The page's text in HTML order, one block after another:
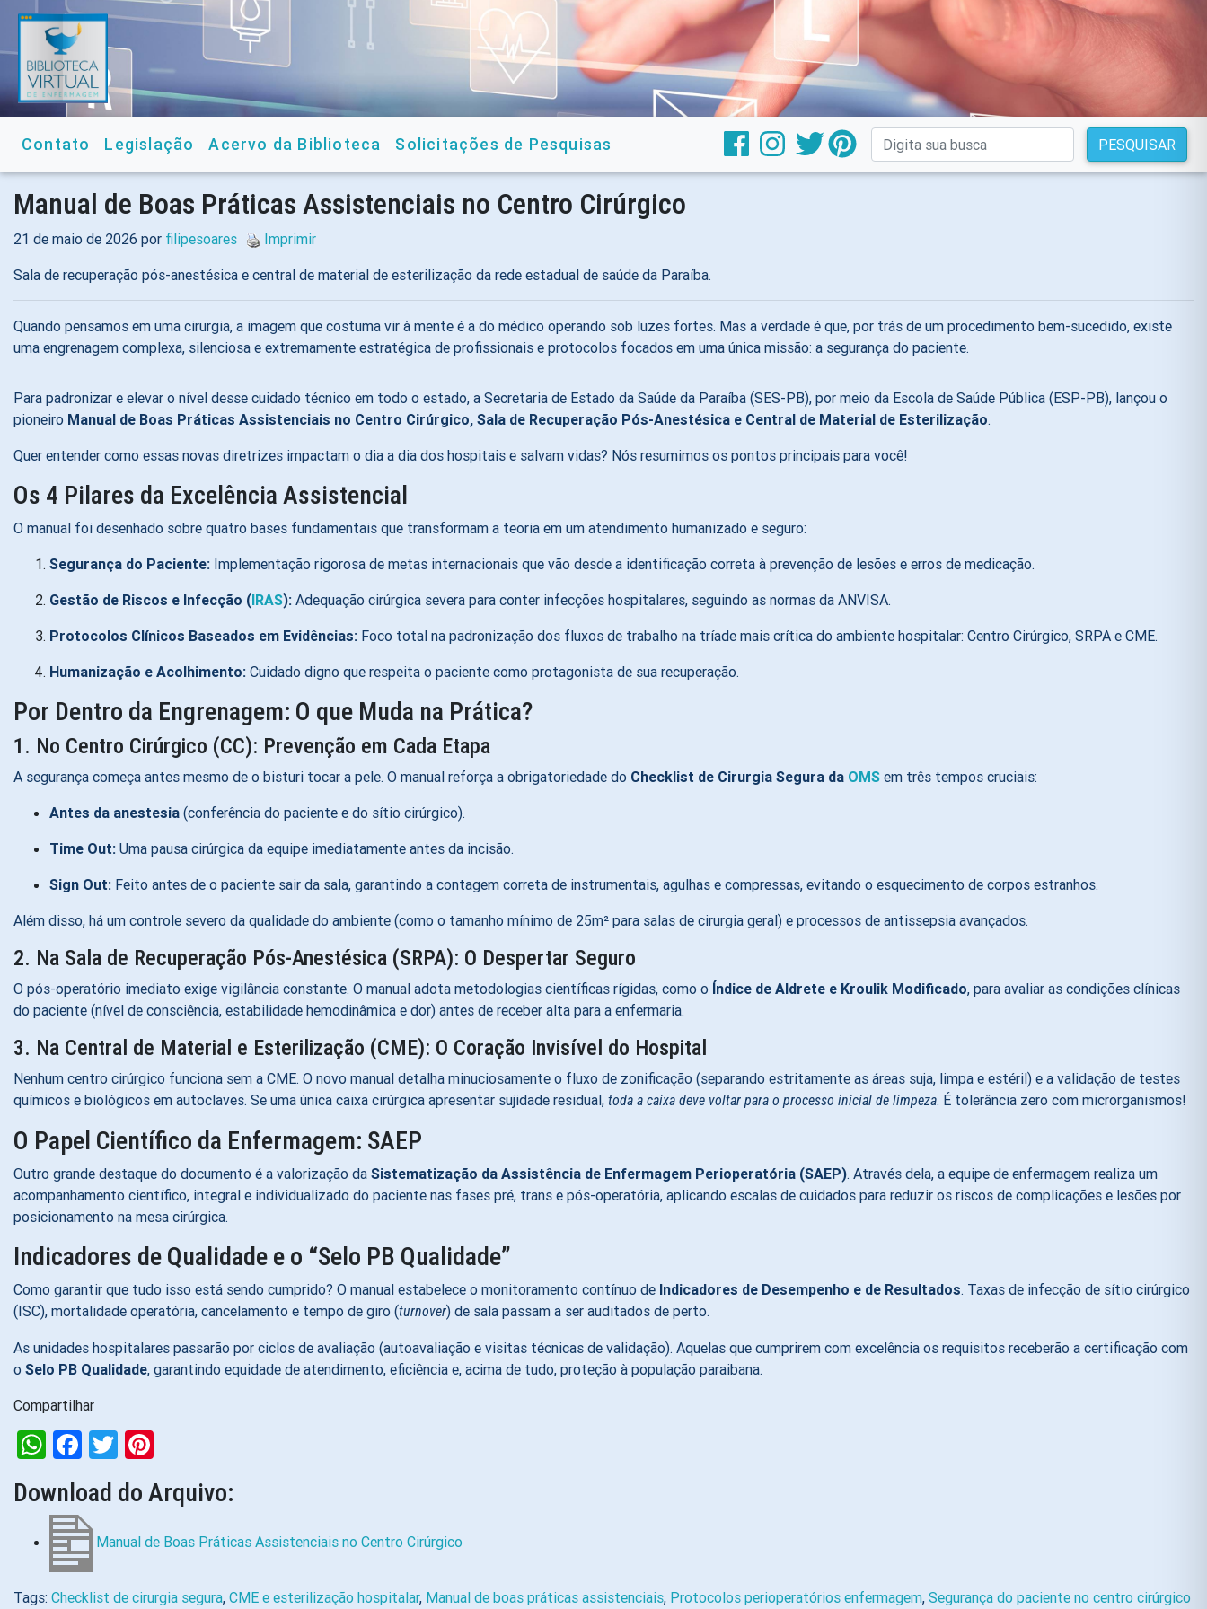
Contato Legislação Acervo da Biblioteca Solicitações de Pesquisas PESQUISAR
Manual de Boas Práticas Assistenciais no Centro Cirúrgico
21 de maio de 2026 por filipesoares
Imprimir
Sala de recuperação pós-anestésica e central de material de esterilização da rede estadual de saúde da Paraíba.
Quando pensamos em uma cirurgia, a imagem que costuma vir à mente é a do médico operando sob luzes fortes. Mas a verdade é que, por trás de um procedimento bem-sucedido, existe
uma engrenagem complexa, silenciosa e extremamente estratégica de profissionais e protocolos focados em uma única missão: a segurança do paciente.
Para padronizar e elevar o nível desse cuidado técnico em todo o estado, a Secretaria de Estado da Saúde da Paraíba (SES-PB), por meio da Escola de Saúde Pública (ESP-PB), lançou o
pioneiro Manual de Boas Práticas Assistenciais no Centro Cirúrgico, Sala de Recuperação Pós-Anestésica e Central de Material de Esterilização.
Quer entender como essas novas diretrizes impactam o dia a dia dos hospitais e salvam vidas? Nós resumimos os pontos principais para você!
Os 4 Pilares da Excelência Assistencial
O manual foi desenhado sobre quatro bases fundamentais que transformam a teoria em um atendimento humanizado e seguro:
Segurança do Paciente: Implementação rigorosa de metas internacionais que vão desde a identificação correta à prevenção de lesões e erros de medicação.
Gestão de Riscos e Infecção (IRAS): Adequação cirúrgica severa para conter infecções hospitalares, seguindo as normas da ANVISA.
Protocolos Clínicos Baseados em Evidências: Foco total na padronização dos fluxos de trabalho na tríade mais crítica do ambiente hospitalar: Centro Cirúrgico, SRPA e CME.
Humanização e Acolhimento: Cuidado digno que respeita o paciente como protagonista de sua recuperação.
Por Dentro da Engrenagem: O que Muda na Prática?
1. No Centro Cirúrgico (CC): Prevenção em Cada Etapa
A segurança começa antes mesmo de o bisturi tocar a pele. O manual reforça a obrigatoriedade do Checklist de Cirurgia Segura da OMS em três tempos cruciais:
Antes da anestesia (conferência do paciente e do sítio cirúrgico).
Time Out: Uma pausa cirúrgica da equipe imediatamente antes da incisão.
Sign Out: Feito antes de o paciente sair da sala, garantindo a contagem correta de instrumentais, agulhas e compressas, evitando o esquecimento de corpos estranhos.
Além disso, há um controle severo da qualidade do ambiente (como o tamanho mínimo de 25m² para salas de cirurgia geral) e processos de antissepsia avançados.
2. Na Sala de Recuperação Pós-Anestésica (SRPA): O Despertar Seguro
O pós-operatório imediato exige vigilância constante. O manual adota metodologias científicas rígidas, como o Índice de Aldrete e Kroulik Modificado, para avaliar as condições clínicas
do paciente (nível de consciência, estabilidade hemodinâmica e dor) antes de receber alta para a enfermaria.
3. Na Central de Material e Esterilização (CME): O Coração Invisível do Hospital
Nenhum centro cirúrgico funciona sem a CME. O novo manual detalha minuciosamente o fluxo de zonificação (separando estritamente as áreas suja, limpa e estéril) e a validação de testes
químicos e biológicos em autoclaves. Se uma única caixa cirúrgica apresentar sujidade residual, toda a caixa deve voltar para o processo inicial de limpeza. É tolerância zero com microrganismos!
O Papel Científico da Enfermagem: SAEP
Outro grande destaque do documento é a valorização da Sistematização da Assistência de Enfermagem Perioperatória (SAEP). Através dela, a equipe de enfermagem realiza um
acompanhamento científico, integral e individualizado do paciente nas fases pré, trans e pós-operatória, aplicando escalas de cuidados para reduzir os riscos de complicações e lesões por
posicionamento na mesa cirúrgica.
Indicadores de Qualidade e o “Selo PB Qualidade”
Como garantir que tudo isso está sendo cumprido? O manual estabelece o monitoramento contínuo de Indicadores de Desempenho e de Resultados. Taxas de infecção de sítio cirúrgico
(ISC), mortalidade operatória, cancelamento e tempo de giro (turnover) de sala passam a ser auditados de perto.
As unidades hospitalares passarão por ciclos de avaliação (autoavaliação e visitas técnicas de validação). Aquelas que cumprirem com excelência os requisitos receberão a certificação com
o Selo PB Qualidade, garantindo equidade de atendimento, eficiência e, acima de tudo, proteção à população paraibana.
Compartilhar
WhatsApp
Facebook
Twitter
Download do Arquivo:
Manual de Boas Práticas Assistenciais no Centro Cirúrgico
Tags: Checklist de cirurgia segura, CME e esterilização hospitalar, Manual de boas práticas assistenciais, Protocolos perioperatórios enfermagem, Segurança do paciente no centro cirúrgico